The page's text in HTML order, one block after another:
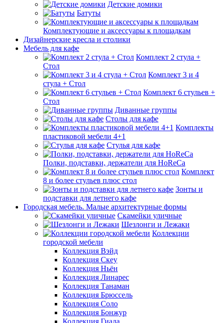
Детские домики
Батуты
Комплектующие и аксессуары к площадкам
Дизайнерские кресла и столики
Мебель для кафе
Комплект 2 стула +
Стол
Комплект 3 и 4
стула + Стол
Комплект 6 стульев +
Стол
Диванные группы
Столы для кафе
Комплекты
пластиковой мебели 4+1
Стулья для кафе
Полки, подставки, держатели для HoReCa
Комплект
8 и более стульев плюс стол
Зонты и
подставки для летнего кафе
Городская мебель. Малые архитектурные формы
Скамейки уличные
Шезлонги и Лежаки
Коллекции
городской мебели
Коллекция Вэйд
Коллекция Скеу
Коллекция Ньён
Коллекция Линарес
Коллекция Танаман
Коллекция Брюссель
Коллекция Соло
Коллекция Бонжур
Коллекция Гиада